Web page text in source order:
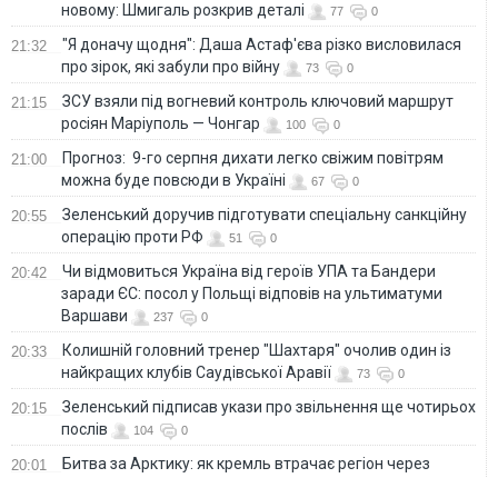
новому: Шмигаль розкрив деталі
77 0
21:32
"Я доначу щодня": Даша Астаф'єва різко висловилася
про зірок, які забули про війну
73 0
21:15
ЗСУ взяли під вогневий контроль ключовий маршрут
росіян Маріуполь — Чонгар
100 0
21:00
Прогноз: 9-го серпня дихати легко свіжим повітрям
можна буде повсюди в Україні
67 0
20:55
Зеленський доручив підготувати спеціальну санкційну
операцію проти РФ
51 0
20:42
Чи відмовиться Україна від героїв УПА та Бандери
заради ЄС: посол у Польщі відповів на ультиматуми
Варшави
237 0
20:33
Колишній головний тренер "Шахтаря" очолив один із
найкращих клубів Саудівської Аравії
73 0
20:15
Зеленський підписав укази про звільнення ще чотирьох
послів
104 0
20:01
Битва за Арктику: як кремль втрачає регіон через